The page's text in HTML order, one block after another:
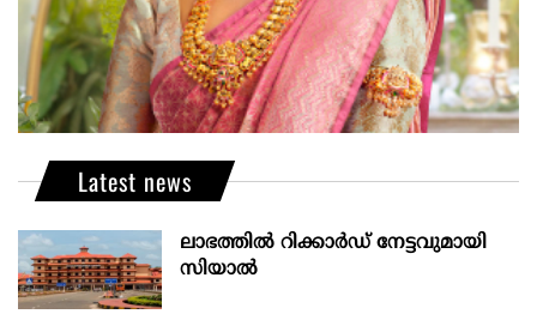
Latest news
ലാഭത്തിൽ റിക്കാർഡ് നേട്ടവുമായി
സിയാൽ